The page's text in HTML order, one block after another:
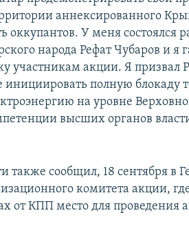
аннексированного
оккупантов. У меня состоялся
народа Рефат Чубаров и я
участникам акции. Я призвал
инициировать полную блокаду
на уровне
высших органов
также сообщил, 18 сентября в
комитета акции,
от КПП место для проведения